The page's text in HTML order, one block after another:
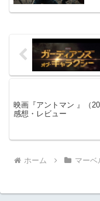
映画『アントマン 』（
感想・レビュー
ホーム マーベ